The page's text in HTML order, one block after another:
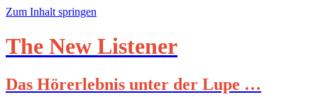
Zum Inhalt springen
The New Listener
Das Hörerlebnis unter der Lupe …